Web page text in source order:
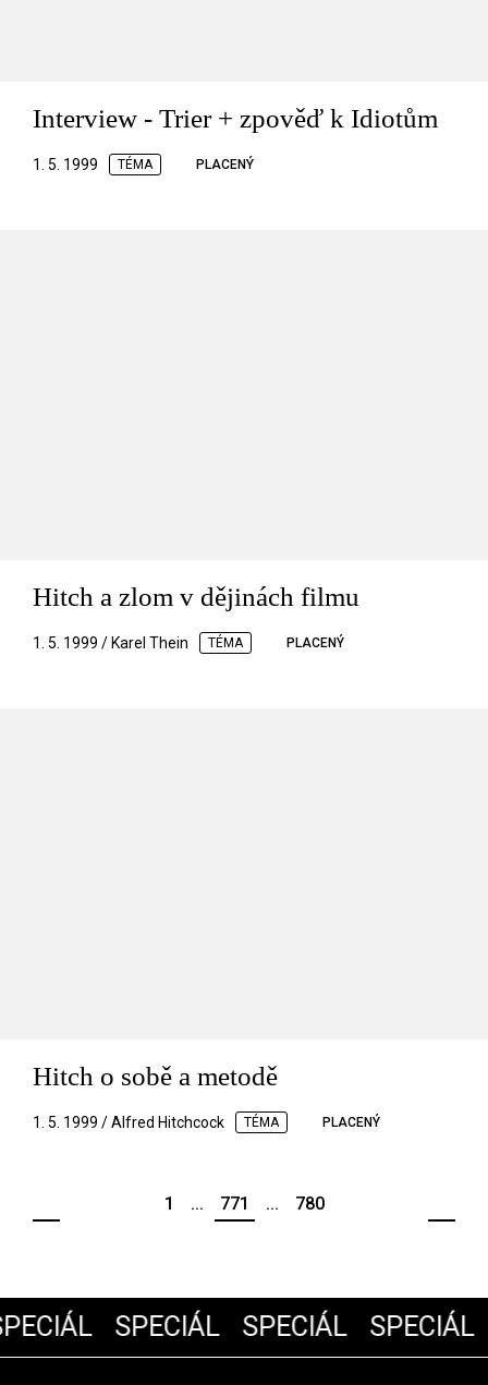
Interview - Trier + zpověď k Idiotům
1. 5. 1999 TÉMA PLACENÝ
Hitch a zlom v dějinách filmu
1. 5. 1999 / Karel Thein TÉMA PLACENÝ
Hitch o sobě a metodě
1. 5. 1999 / Alfred Hitchcock TÉMA PLACENÝ
1 ... 771 ... 780
SPECIÁL SPECIÁL SPECIÁL